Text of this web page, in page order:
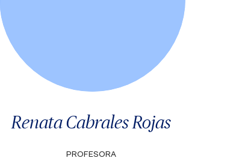
Renata Cabrales Rojas
PROFESORA